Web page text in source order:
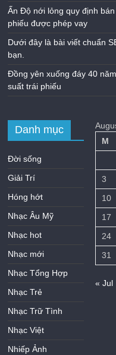
Ấn Độ nới lỏng quy định
phiếu được phép vay
Dưới đây là bài viết chuẩn
bạn.
Đồng yên xuống đáy 40
suất trái phiếu
Danh mục
Đời sống
Giải Trí
Hóng hớt
Nhạc Âu Mỹ
Nhạc hot
Nhạc mới
Nhạc Tổng Hợp
Nhạc Trẻ
Nhạc Trữ Tình
Nhạc Việt
Nhiếp Ảnh
M
3
10
17
24
31
« Jul